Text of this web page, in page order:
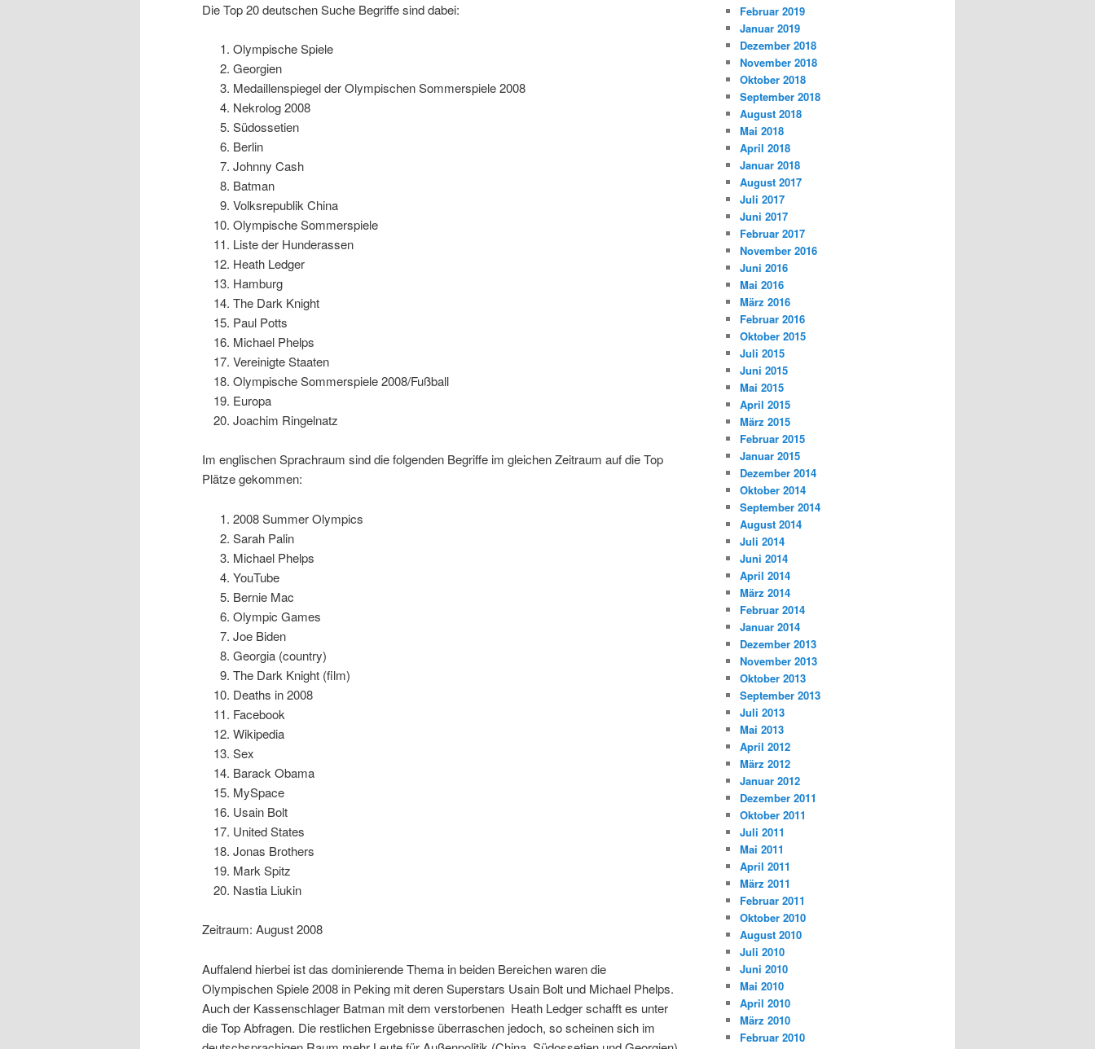
Die Top 20 deutschen Suche Begriffe sind dabei:
Olympische Spiele
Georgien
Medaillenspiegel der Olympischen Sommerspiele 2008
Nekrolog 2008
Südossetien
Berlin
Johnny Cash
Batman
Volksrepublik China
Olympische Sommerspiele
Liste der Hunderassen
Heath Ledger
Hamburg
The Dark Knight
Paul Potts
Michael Phelps
Vereinigte Staaten
Olympische Sommerspiele 2008/Fußball
Europa
Joachim Ringelnatz
Im englischen Sprachraum sind die folgenden Begriffe im gleichen Zeitraum auf die Top
Plätze gekommen:
2008 Summer Olympics
Sarah Palin
Michael Phelps
YouTube
Bernie Mac
Olympic Games
Joe Biden
Georgia (country)
The Dark Knight (film)
Deaths in 2008
Facebook
Wikipedia
Sex
Barack Obama
MySpace
Usain Bolt
United States
Jonas Brothers
Mark Spitz
Nastia Liukin
Zeitraum: August 2008
Auffalend hierbei ist das dominierende Thema in beiden Bereichen waren die
Olympischen Spiele 2008 in Peking mit deren Superstars Usain Bolt und Michael Phelps.
Auch der Kassenschlager Batman mit dem verstorbenen Heath Ledger schafft es unter
die Top Abfragen. Die restlichen Ergebnisse überraschen jedoch, so scheinen sich im
Februar 2019
Januar 2019
Dezember 2018
November 2018
Oktober 2018
September 2018
August 2018
Mai 2018
April 2018
Januar 2018
August 2017
Juli 2017
Juni 2017
Februar 2017
November 2016
Juni 2016
Mai 2016
März 2016
Februar 2016
Oktober 2015
Juli 2015
Juni 2015
Mai 2015
April 2015
März 2015
Februar 2015
Januar 2015
Dezember 2014
Oktober 2014
September 2014
August 2014
Juli 2014
Juni 2014
April 2014
März 2014
Februar 2014
Januar 2014
Dezember 2013
November 2013
Oktober 2013
September 2013
Juli 2013
Mai 2013
April 2012
März 2012
Januar 2012
Dezember 2011
Oktober 2011
Juli 2011
Mai 2011
April 2011
März 2011
Februar 2011
Oktober 2010
August 2010
Juli 2010
Juni 2010
Mai 2010
April 2010
März 2010
Februar 2010